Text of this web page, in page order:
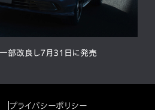
一部改良し7月31日に発売
プライバシーポリシー